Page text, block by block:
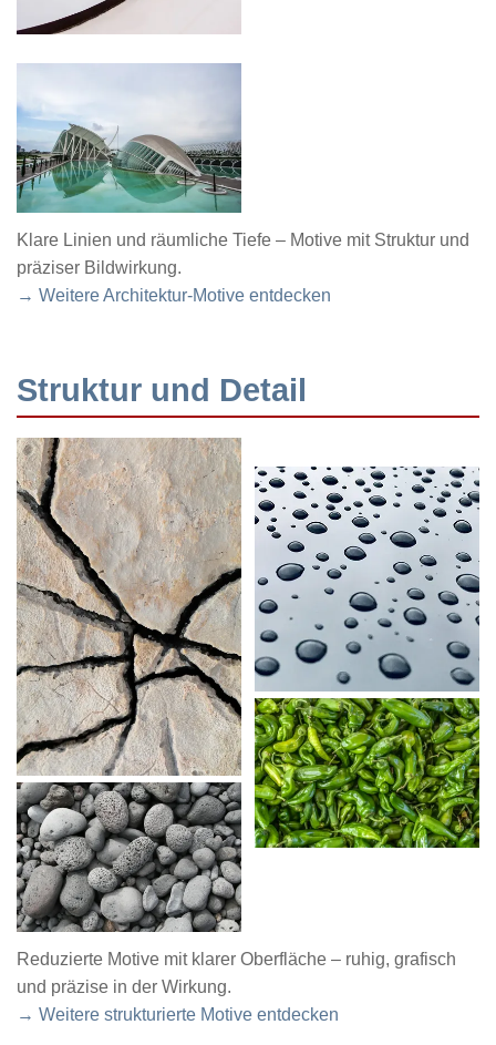
Klare Linien und räumliche Tiefe – Motive mit Struktur und
präziser Bildwirkung.
→ Weitere Architektur-Motive entdecken
Struktur und Detail
Reduzierte Motive mit klarer Oberfläche – ruhig, grafisch
und präzise in der Wirkung.
→ Weitere strukturierte Motive entdecken